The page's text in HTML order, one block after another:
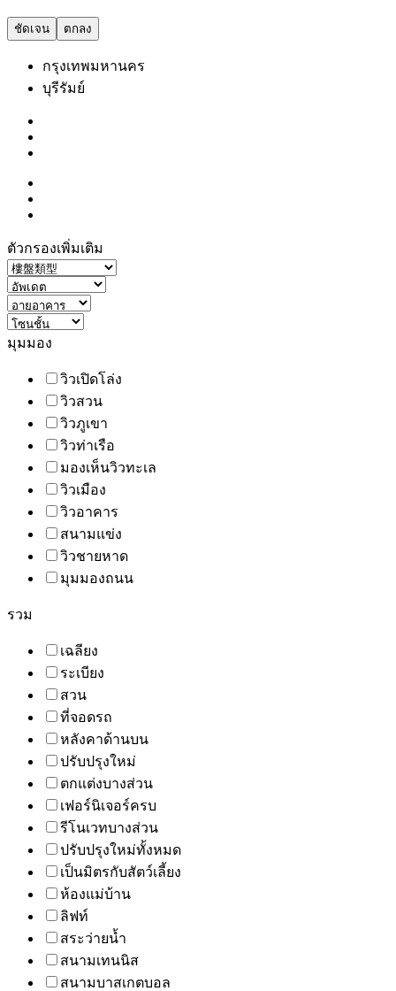
ชัดเจน ตกลง
กรุงเทพมหานคร
บุรีรัมย์
ตัวกรองเพิ่มเติม
มุมมอง
วิวเปิดโล่ง
วิวสวน
วิวภูเขา
วิวท่าเรือ
มองเห็นวิวทะเล
วิวเมือง
วิวอาคาร
สนามแข่ง
วิวชายหาด
มุมมองถนน
รวม
เฉลียง
ระเบียง
สวน
ที่จอดรถ
หลังคาด้านบน
ปรับปรุงใหม่
ตกแต่งบางส่วน
เฟอร์นิเจอร์ครบ
รีโนเวทบางส่วน
ปรับปรุงใหม่ทั้งหมด
เป็นมิตรกับสัตว์เลี้ยง
ห้องแม่บ้าน
ลิฟท์
สระว่ายน้ำ
สนามเทนนิส
สนามบาสเกตบอล